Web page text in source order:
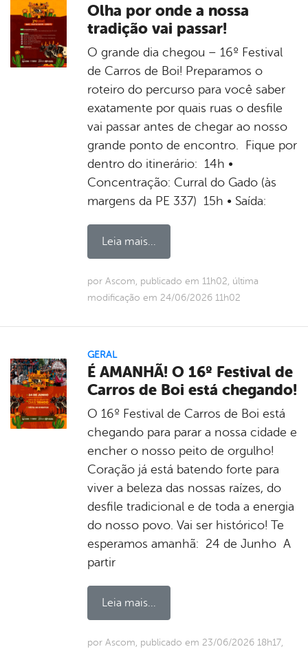
Olha por onde a nossa
tradição vai passar!
O grande dia chegou – 16º Festival
de Carros de Boi! Preparamos o
roteiro do percurso para você saber
exatamente por quais ruas o desfile
vai passar antes de chegar ao nosso
grande ponto de encontro. Fique por
dentro do itinerário: 14h •
Concentração: Curral do Gado (às
margens da PE 337) 15h • Saída:
Leia mais...
por Ascom, publicado em 11h02, última
modificação em 24/06/2026 11h02
GERAL
É AMANHÃ! O 16º Festival de
Carros de Boi está chegando!
O 16º Festival de Carros de Boi está
chegando para parar a nossa cidade e
encher o nosso peito de orgulho!
Coração já está batendo forte para
viver a beleza das nossas raízes, do
desfile tradicional e de toda a energia
do nosso povo. Vai ser histórico! Te
esperamos amanhã: 24 de Junho A
partir
Leia mais...
por Ascom, publicado em 23/06/2026 18h17,